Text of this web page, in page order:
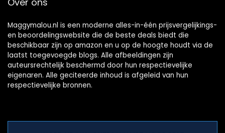
Maggymalou.nl is een moderne alles-in-één prijsvergelijkings-
en beoordelingswebsite die de beste deals biedt die
beschikbaar zijn op amazon en u op de hoogte houdt via de
laatst toegevoegde blogs. Alle afbeeldingen zijn
auteursrechtelijk beschermd door hun respectievelijke
eigenaren. Alle geciteerde inhoud is afgeleid van hun
respectievelijke bronnen.